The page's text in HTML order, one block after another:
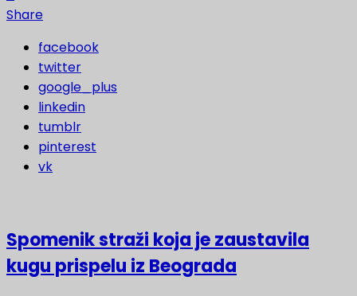
Share
facebook
twitter
google_plus
linkedin
tumblr
pinterest
vk
Spomenik straži koja je zaustavila
kugu prispelu iz Beograda